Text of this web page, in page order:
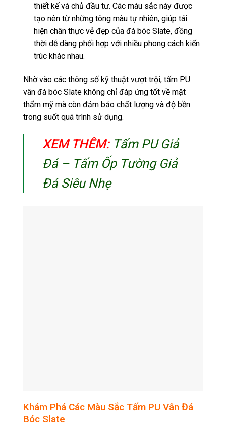
thiết kế và chủ đầu tư. Các màu sắc này được
tạo nên từ những tông màu tự nhiên, giúp tái
hiện chân thực vẻ đẹp của đá bóc Slate, đồng
thời dễ dàng phối hợp với nhiều phong cách kiến
trúc khác nhau.
Nhờ vào các thông số kỹ thuật vượt trội, tấm PU
vân đá bóc Slate không chỉ đáp ứng tốt về mặt
thẩm mỹ mà còn đảm bảo chất lượng và độ bền
trong suốt quá trình sử dụng.
XEM THÊM: Tấm PU Giả
Đá – Tấm Ốp Tường Giả
Đá Siêu Nhẹ
Khám Phá Các Màu Sắc Tấm PU Vân Đá
Bóc Slate